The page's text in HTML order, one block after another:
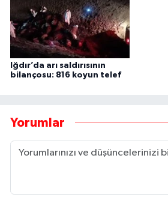
Iğdır’da arı saldırısının
bilançosu: 816 koyun telef
Yorumlar